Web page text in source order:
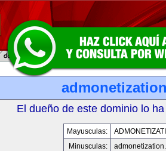
El dueño de este dominio lo
Mayusculas:
Minusculas: